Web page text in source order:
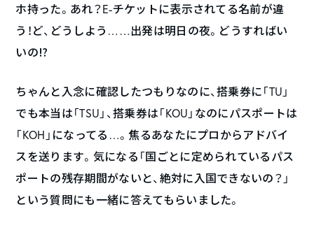
ホ持った。あれ？E-チケットに表示されてる名前が違
う！ど、どうしよう……出発は明日の夜。どうすればい
いの⁉︎
ちゃんと入念に確認したつもりなのに、搭乗券に「TU」
でも本当は「TSU」、搭乗券は「KOU」なのにパスポートは
「KOH」になってる…。焦るあなたにプロからアドバイ
スを送ります。気になる「国ごとに定められているパス
ポートの残存期間がないと、絶対に入国できないの？」
という質問にも一緒に答えてもらいました。